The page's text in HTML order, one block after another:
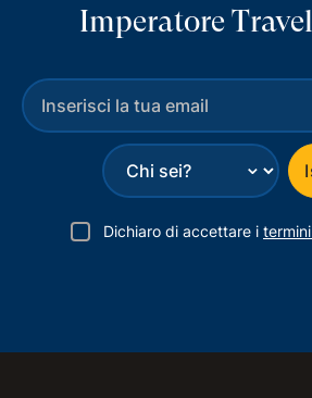
Imperatore
⌄
Dichiaro di accettare i